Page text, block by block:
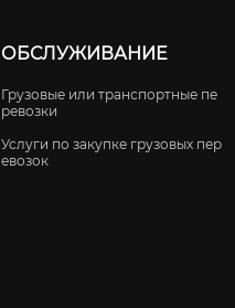
ОБСЛУЖИВАНИЕ
Грузовые или транспортные пе
ревозки
Услуги по закупке грузовых пер
евозок